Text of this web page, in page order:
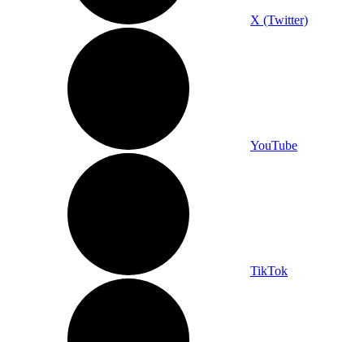
X (Twitter)
YouTube
TikTok